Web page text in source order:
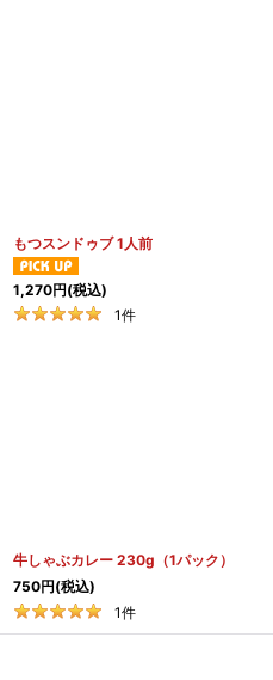
もつスンドゥブ 1人前
1,270円(税込)
1件
牛しゃぶカレー 230g（1パック）
750円(税込)
1件